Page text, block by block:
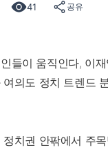
41 공유
정치권 안팎에서 주